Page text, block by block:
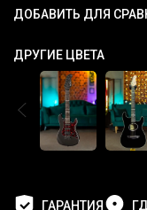
ДОБАВИТЬ ДЛЯ
ДРУГИЕ ЦВЕТА
ГАРАНТИЯ